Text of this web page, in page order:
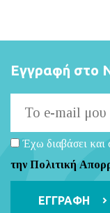
Εγγραφή στο
Έχω διαβάσει
την Πολιτική